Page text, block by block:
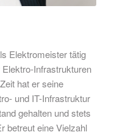
Elektromeister tätig
Infrastrukturen
hat er seine
und IT-Infrastruktur
gehalten und stets
betreut eine Vielzahl